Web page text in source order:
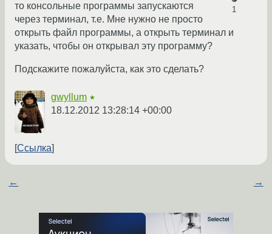
1
то консольные программы запускаются
через терминал, т.е. Мне нужно не просто
открыть файл программы, а открыть терминал и
указать, чтобы он открывал эту программу?
Подскажите пожалуйста, как это сделать?
gwyllum ★
18.12.2012 13:28:14 +00:00
Ссылка
← →